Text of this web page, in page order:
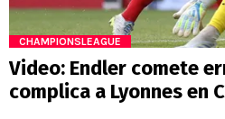
CHAMPIONSLEAGUE
Video: Endler comete
complica a Lyonnes en